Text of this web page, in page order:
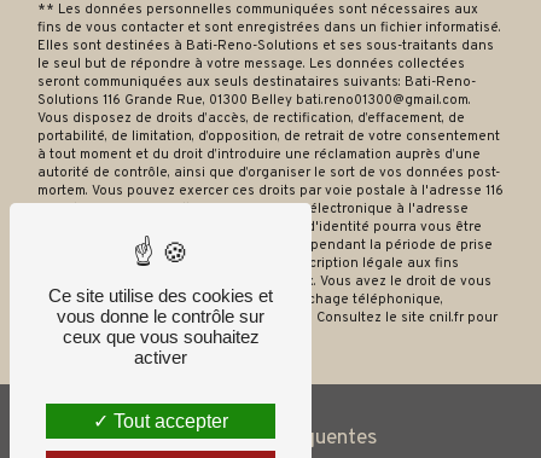
** Les données personnelles communiquées sont nécessaires aux
fins de vous contacter et sont enregistrées dans un fichier informatisé.
Elles sont destinées à Bati-Reno-Solutions et ses sous-traitants dans
le seul but de répondre à votre message. Les données collectées
seront communiquées aux seuls destinataires suivants: Bati-Reno-
Solutions 116 Grande Rue, 01300 Belley bati.reno01300@gmail.com.
Vous disposez de droits d’accès, de rectification, d’effacement, de
portabilité, de limitation, d’opposition, de retrait de votre consentement
à tout moment et du droit d’introduire une réclamation auprès d’une
autorité de contrôle, ainsi que d’organiser le sort de vos données post-
mortem. Vous pouvez exercer ces droits par voie postale à l'adresse 116
Grande Rue, 01300 Belley ou par courrier électronique à l'adresse
bati.reno01300@gmail.com. Un justificatif d'identité pourra vous être
demandé. Nous conservons vos données pendant la période de prise
de contact puis pendant la durée de prescription légale aux fins
probatoires et de gestion des contentieux. Vous avez le droit de vous
inscrire sur la liste d'opposition au démarchage téléphonique,
disponible à cette adresse: Bloctel.gouv.fr
. Consultez le site cnil.fr pour
plus d’informations sur vos droits.
Recherches fréquentes
Ce site utilise des cookies et
vous donne le contrôle sur
ceux que vous souhaitez
activer
Tout accepter